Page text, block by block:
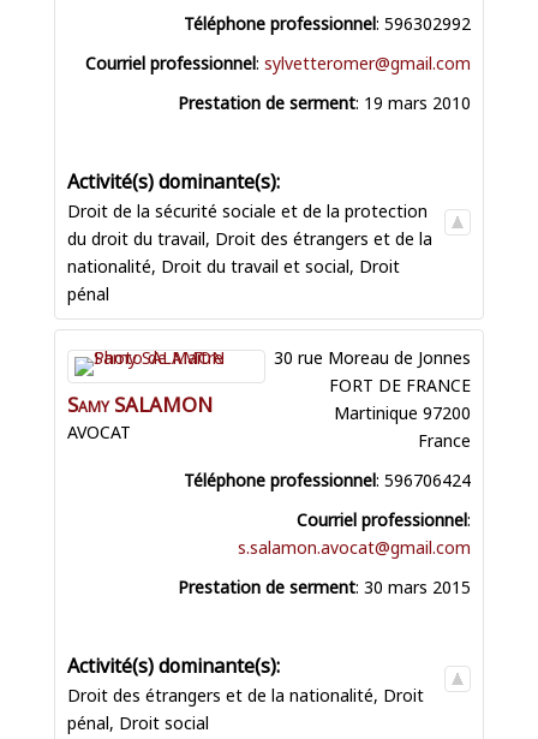
Téléphone professionnel: 596302992
Courriel professionnel: sylvetteromer@gmail.com
Prestation de serment: 19 mars 2010
Droit de la sécurité sociale et de la protection
du droit du travail, Droit des étrangers et de la
nationalité, Droit du travail et social, Droit
pénal
SamySALAMON
AVOCAT
30 rue Moreau de Jonnes
FORT DE FRANCE
Martinique 97200
France
Téléphone professionnel: 596706424
Courriel professionnel:
s.salamon.avocat@gmail.com
Prestation de serment: 30 mars 2015
Droit des étrangers et de la nationalité, Droit
pénal, Droit social